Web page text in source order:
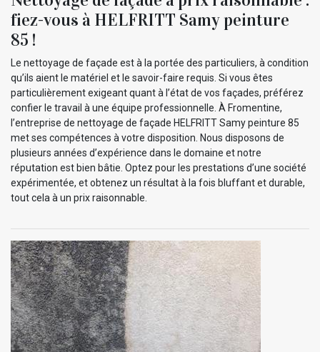
fiez-vous à HELFRITT Samy peinture
85 !
Le nettoyage de façade est à la portée des particuliers, à condition
qu’ils aient le matériel et le savoir-faire requis. Si vous êtes
particulièrement exigeant quant à l’état de vos façades, préférez
confier le travail à une équipe professionnelle. À Fromentine,
l’entreprise de nettoyage de façade HELFRITT Samy peinture 85
met ses compétences à votre disposition. Nous disposons de
plusieurs années d’expérience dans le domaine et notre
réputation est bien bâtie. Optez pour les prestations d’une société
expérimentée, et obtenez un résultat à la fois bluffant et durable,
tout cela à un prix raisonnable.